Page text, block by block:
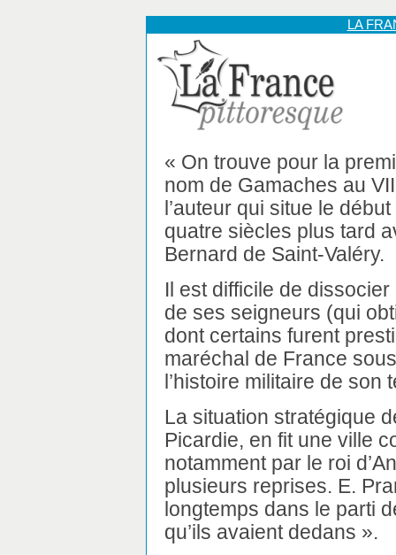
LA
« On trouve pour la
nom de Gamaches au
l’auteur qui situe le
quatre siècles plus tard
Bernard de Saint-Valéry.
Il est difficile de
de ses seigneurs (qui
dont certains furent
maréchal de France
l’histoire militaire de son
La situation stratégique
Picardie, en fit une ville
notamment par le roi
plusieurs reprises. E.
longtemps dans le parti
qu’ils avaient dedans ».